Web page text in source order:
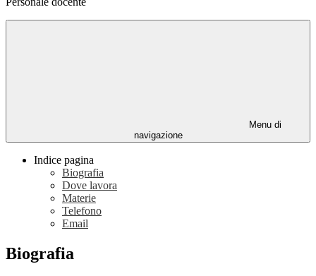
Menu di
navigazione
Indice pagina
Biografia
Dove lavora
Materie
Telefono
Email
Biografia